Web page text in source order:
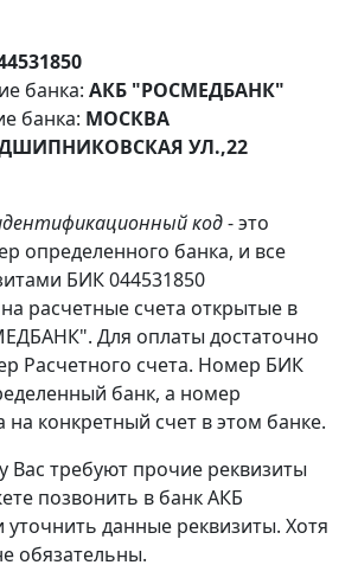
банка: АКБ "РОСМЕДБАНК"
банка: МОСКВА
УЛ.,22
код- это
определенного банка, и все
БИК 044531850
расчетные счета открытые в
Для оплаты достаточно
Расчетного счета. Номер БИК
банк, а номер
на конкретный счет в этом банке.
Вас требуют прочие реквизиты
позвонить в банк АКБ
данные реквизиты. Хотя
обязательны.